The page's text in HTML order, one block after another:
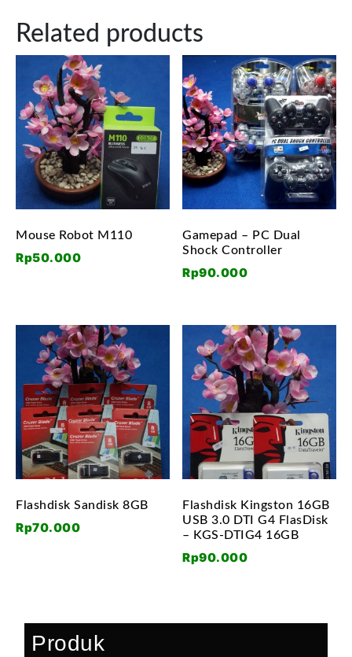
Related products
Mouse Robot M110
Rp50.000
Gamepad – PC Dual
Shock Controller
Rp90.000
Flashdisk Sandisk 8GB
Rp70.000
Flashdisk Kingston 16GB
USB 3.0 DTI G4 FlasDisk
– KGS-DTIG4 16GB
Rp90.000
Produk